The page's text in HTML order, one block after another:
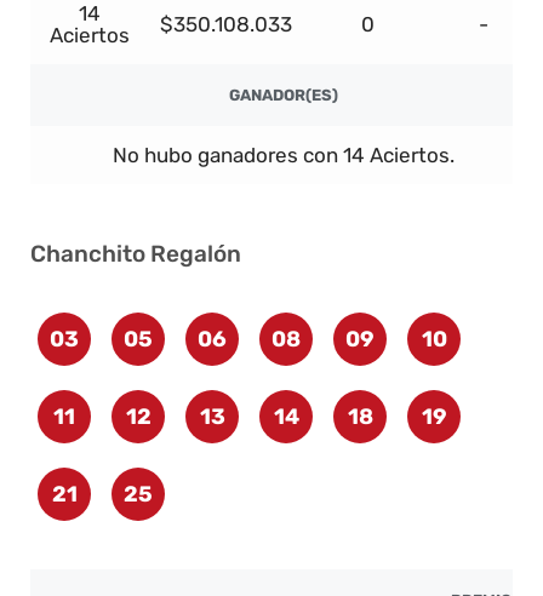
14
Aciertos
$350.108.033 0 -
GANADOR(ES)
No hubo ganadores con 14 Aciertos.
Chanchito Regalón
03 05 06 08 09 10
11 12 13 14 18 19
21 25